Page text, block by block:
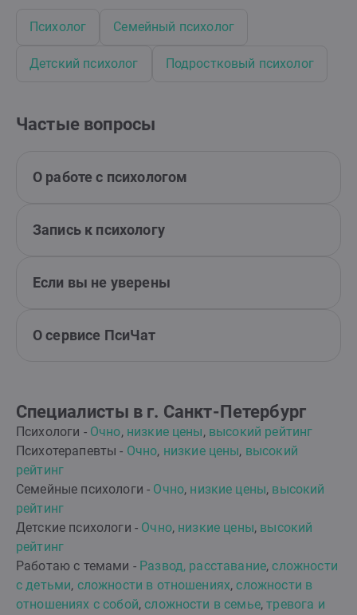
Психолог Семейный психолог
Детский психолог Подростковый психолог
Частые вопросы
О работе с психологом
Запись к психологу
Если вы не уверены
О сервисе ПсиЧат
Специалисты в г. Санкт-Петербург
Психологи - Очно, низкие цены, высокий рейтинг
Психотерапевты - Очно, низкие цены, высокий
рейтинг
Семейные психологи - Очно, низкие цены, высокий
рейтинг
Детские психологи - Очно, низкие цены, высокий
рейтинг
Работаю с темами - Развод, расставание,сложности
с детьми, сложности в отношениях,сложности в
отношениях с собой,сложности в семье,тревога и